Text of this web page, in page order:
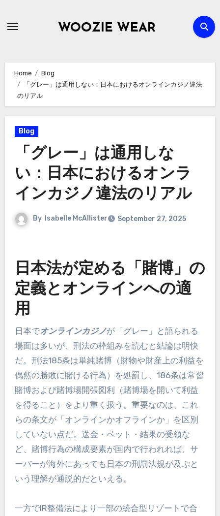
WOOZIE WEAR
Home
Blog
「グレー」は通用しない：日本におけるオンラインカジノ違法
のリアル
Blog
「グレー」は通用しな
い：日本におけるオンラ
インカジノ違法のリアル
By Isabelle McAllister September 27, 2025
日本法が定める「賭博」の
定義とオンラインへの適
用
日本でオンラインカジノが「グレー」と語られる
場面は多いが、刑法の枠組みを読むと結論は明快
だ。刑法185条は単純賭博（財物や財産上の利益を
偶然の勝敗に賭ける行為）を処罰し、186条は常習
賭博および賭博場開張図利（賭博場を開いて利益
を得ること）をより重く扱う。重要なのは、これ
らの条文が「オンラインかオフラインか」を区別
していない点だ。送金・ベット・結果の受領な
ど、賭博行為の構成要素が国内で行われれば、サ
ーバーが海外にあっても日本の刑罰法規が及ぶと
いう理解が通説的だといえる。
一方でIR整備法により一部の統合型リゾートで合